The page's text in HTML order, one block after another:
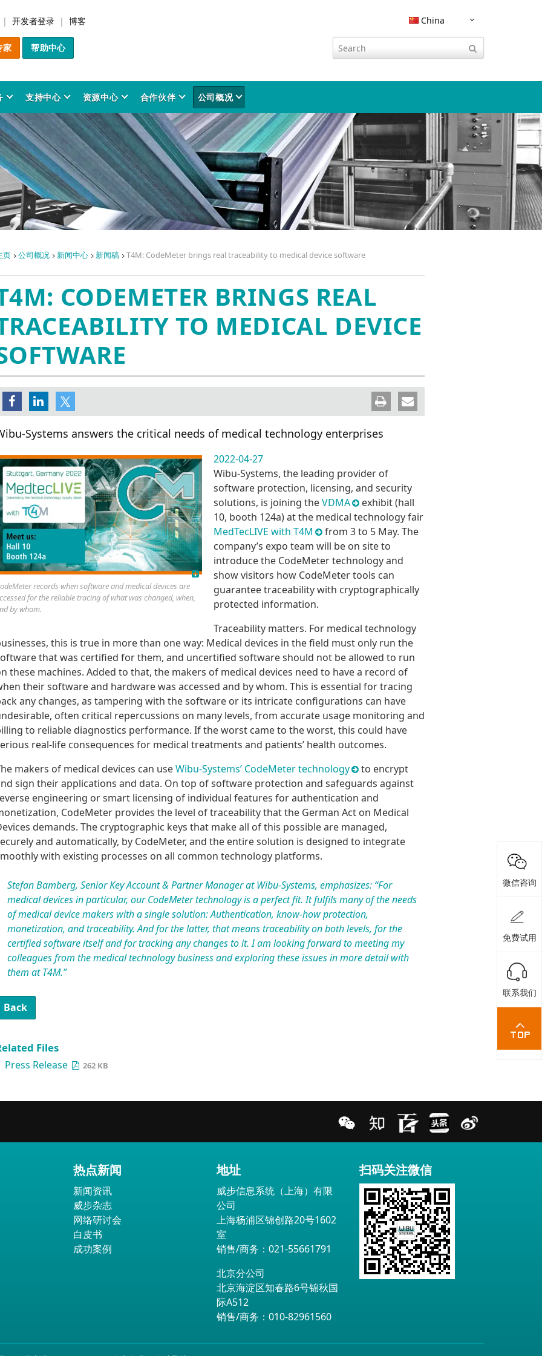
开发者登录 博客 China
家 帮助中心
支持中心 资源中心 合作伙伴 公司概况
方案
件货币化管理
保护
软件
软件
IP Protection
在增材制造中保护和变现知识产
权
保护人工智能与机器学习应用和
数据
软件授权管理
嵌入式软件安全
云授权
欧盟《网络韧性法案》合规性
PDF文档保护
品
SDK
四维协同模型
核心技术
Server 网络授权
Embedded嵌入式
加密
CodeMeter µEmbedded
Core API
CodeMeter Protection Only 许
可
试用版许可
Models
密狗系列
锁
云锁
锁
CodeMeter 许可管理
CodeMeter 许可中心
CodeMeter License Portal
CodeMeter 许可报告
AxProtector
IxProtector IP Protection
AxProtector Java
件
AxProtector CmE
Blurry Box
身份验证
CodeMeter 证书保管库
CodeMeter 集成
CODESYS 集成
Integration with instellix
Rockwell Studio 5000 集成
SAP EMS 集成
Siemens TIA Portal 集成
Wind River VxWorks 集成
WibuKey
应用
材制造与3D打印
安全系统
科研
金融法律科技
图像处理与感知
工业自动化系统
流程工业
智慧交通
其它行业软件加密
务
前咨询服务
服务
专业服务
培训服务
个性化培训
运营服务
技术支持
中心
务平台
公告
预警
用户资源
软件最终用户
开发者资源
软件开发商
技术参数表
认证证书
联系方式
中心
品与方案洞察
软件加密产品介绍
息图表
库
究报告
时事资讯
时事资讯档案室
成功案例
成功案例
行业应用
威步杂志
KEYnote 文章
杂志收藏
学习与在线活动
博客
伙伴
Program
方案合作伙伴
行业协会
技术委员会
研究与开发
概况
于我们
事实与数据
景与价值观
量管理
业责任
全球分支机构
创新历程
创新成果
奖项
专利
研究与开发
新闻中心
媒体库
活动
展会与活动
INNO DAYS
路演
黑客大赛
生态系统
认证证书
联系威步
页 公司概况 新闻中心 新闻稿 T4M: CodeMeter brings real traceability to medical device software
CODEMETER BRINGS REAL
TO MEDICAL DEVICE
Systems answers the critical needs of medical technology enterprises
records when software and medical devices are
for the reliable tracing of what was changed, when,
by whom.
2022-04-27
Wibu-Systems, the leading provider of
software protection, licensing, and security
solutions, is joining theVDMA
exhibit (hall
10, booth 124a) at the medical technology fair
MedTecLIVE with T4M
from 3 to 5 May. The
company’s expo team will be on site to
introduce the CodeMeter technology and
show visitors how CodeMeter tools can
guarantee traceability with cryptographically
protected information.
Traceability matters. For medical technology
this is true in more than one way: Medical devices in the field must only run the
that was certified for them, and uncertified software should not be allowed to run
these machines. Added to that, the makers of medical devices need to have a record of
their software and hardware was accessed and by whom. This is essential for tracing
any changes, as tampering with the software or its intricate configurations can have
often critical repercussions on many levels, from accurate usage monitoring and
to reliable diagnostics performance. If the worst came to the worst, this could have
real-life consequences for medical treatments and patients’ health outcomes.
makers of medical devices can useWibu-Systems’ CodeMeter technology
to encrypt
sign their applications and data. On top of software protection and safeguards against
engineering or smart licensing of individual features for authentication and
CodeMeter provides the level of traceability that the German Act on Medical
demands. The cryptographic keys that make all of this possible are managed,
and automatically, by CodeMeter, and the entire solution is designed to integrate
with existing processes on all common technology platforms.
Stefan Bamberg, Senior Key Account & Partner Manager at Wibu-Systems, emphasizes: “For
medical devices in particular, our CodeMeter technology is a perfect fit. It fulfils many of the needs
of medical device makers with a single solution: Authentication, know-how protection,
monetization, and traceability. And for the latter, that means traceability on both levels, for the
certified software itself and for tracking any changes to it. I am looking forward to meeting my
colleagues from the medical technology business and exploring these issues in more detail with
them at T4M.”
Back
Files
Press Release 262 KB
热点新闻
新闻资讯
威步杂志
网络研讨会
白皮书
成功案例
地址
威步信息系统（上海）有限
公司
上海杨浦区锦创路20号1602
室
销售/商务：021-55661791
北京分公司
北京海淀区知春路6号锦秋国
际A512
销售/商务：010-82961560
扫码关注微信
微信咨询
免费试用
联系我们